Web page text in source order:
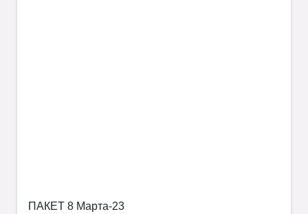
ПАКЕТ 8 Марта-23